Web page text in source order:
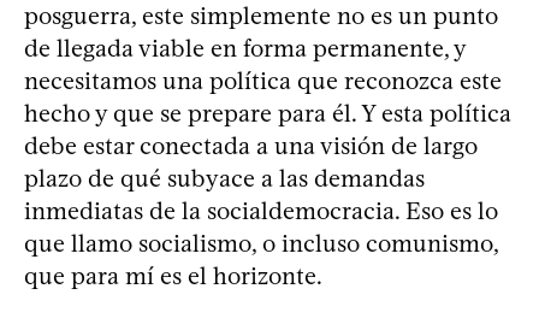
posguerra, este simplemente no es un punto
de llegada viable en forma permanente, y
necesitamos una política que reconozca este
hecho y que se prepare para él. Y esta política
debe estar conectada a una visión de largo
plazo de qué subyace a las demandas
inmediatas de la socialdemocracia. Eso es lo
que llamo socialismo, o incluso comunismo,
que para mí es el horizonte.